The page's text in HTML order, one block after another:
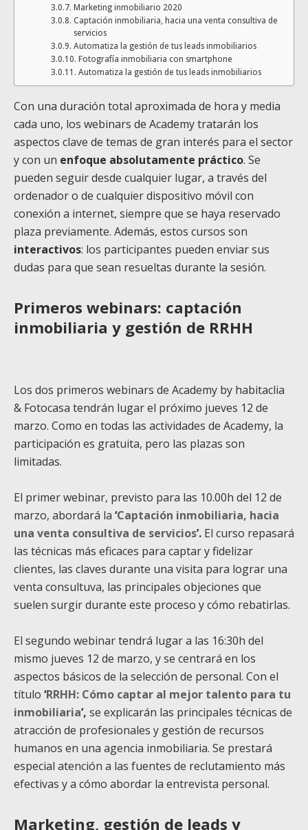
Marketing inmobiliario 2020
Captación inmobiliaria, hacia una venta consultiva de
servicios
Automatiza la gestión de tus leads inmobiliarios
Fotografía inmobiliaria con smartphone
Automatiza la gestión de tus leads inmobiliarios
Con una duración total aproximada de hora y media
cada uno, los webinars de Academy tratarán los
aspectos clave de temas de gran interés para el sector
y con un enfoque absolutamente práctico. Se
pueden seguir desde cualquier lugar, a través del
ordenador o de cualquier dispositivo móvil con
conexión a internet, siempre que se haya reservado
plaza previamente. Además, estos cursos son
interactivos: los participantes pueden enviar sus
dudas para que sean resueltas durante la sesión.
Primeros webinars: captación
inmobiliaria y gestión de RRHH
Los dos primeros webinars de Academy by habitaclia
& Fotocasa tendrán lugar el próximo jueves 12 de
marzo. Como en todas las actividades de Academy, la
participación es gratuita, pero las plazas son
limitadas.
El primer webinar, previsto para las 10.00h del 12 de
marzo, abordará la ‘Captación inmobiliaria, hacia
una venta consultiva de servicios’. El curso repasará
las técnicas más eficaces para captar y fidelizar
clientes, las claves durante una visita para lograr una
venta consultuva, las principales objeciones que
suelen surgir durante este proceso y cómo rebatirlas.
El segundo webinar tendrá lugar a las 16:30h del
mismo jueves 12 de marzo, y se centrará en los
aspectos básicos de la selección de personal. Con el
título ‘RRHH: Cómo captar al mejor talento para tu
inmobiliaria’, se explicarán las principales técnicas de
atracción de profesionales y gestión de recursos
humanos en una agencia inmobiliaria. Se prestará
especial atención a las fuentes de reclutamiento más
efectivas y a cómo abordar la entrevista personal.
Marketing, gestión de leads y